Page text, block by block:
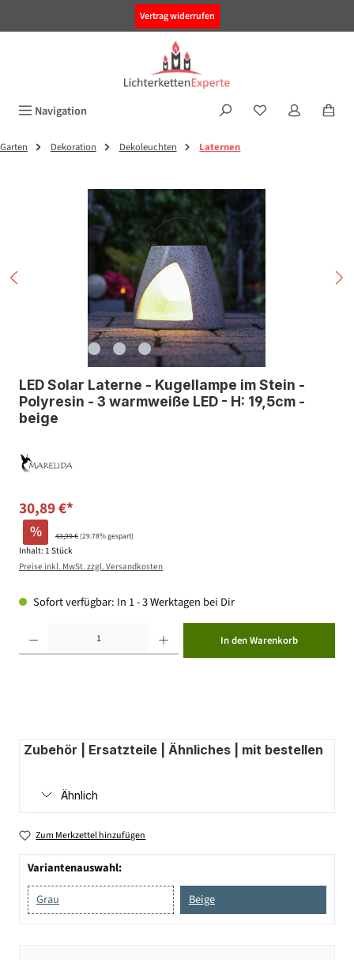
Vertrag widerrufen
Navigation
Garten Dekoration Dekoleuchten Laternen
Bildergalerie überspringen
LED Solar Laterne - Kugellampe im Stein -
Polyresin - 3 warmweiße LED - H: 19,5cm -
beige
30,89 €*
% 43,99 €(29.78% gespart)
Inhalt: 1 Stück
Preise inkl. MwSt. zzgl. Versandkosten
Sofort verfügbar: In 1 - 3 Werktagen bei Dir
In den Warenkorb
Zubehör | Ersatzteile | Ähnliches | mit bestellen
Ähnlich
Zum Merkzettel hinzufügen
Variantenauswahl:
Grau
Beige